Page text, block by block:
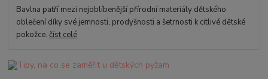
Bavlna patří mezi nejoblíbenější přírodní materiály dětského
oblečení díky své jemnosti, prodyšnosti a šetrnosti k citlivé dětské
pokožce.číst celé